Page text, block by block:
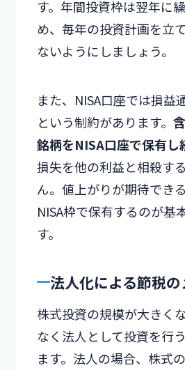
す。年間投資枠は翌年に
め、毎年の投資計画を立
ないようにしましょう。
また、NISA口座では損益
という制約があります。
銘柄をNISA口座で保有し
損失を他の利益と相殺す
ん。値上がりが期待でき
NISA枠で保有するのが基
す。
法人化による節税の
株式投資の規模が大きく
なく法人として投資を行
ます。法人の場合、株式